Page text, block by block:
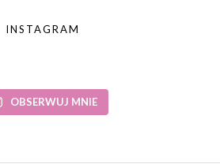
INSTAGRAM
OBSERWUJ MNIE